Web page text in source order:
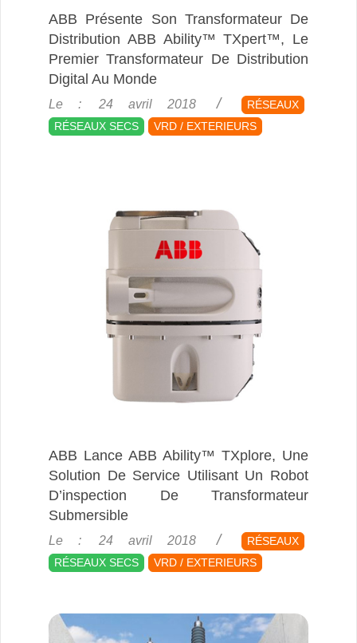
ABB Présente Son Transformateur De
Distribution ABB Ability™ TXpert™, Le
Premier Transformateur De Distribution
Digital Au Monde
2018-
04-
24
Le : 24 avril 2018
RÉSEAUX
RÉSEAUX SECS
VRD / EXTERIEURS
ABB Lance ABB Ability™ TXplore, Une
Solution De Service Utilisant Un Robot
D’inspection De Transformateur
Submersible
2018-
04-
24
Le : 24 avril 2018
RÉSEAUX
RÉSEAUX SECS
VRD / EXTERIEURS